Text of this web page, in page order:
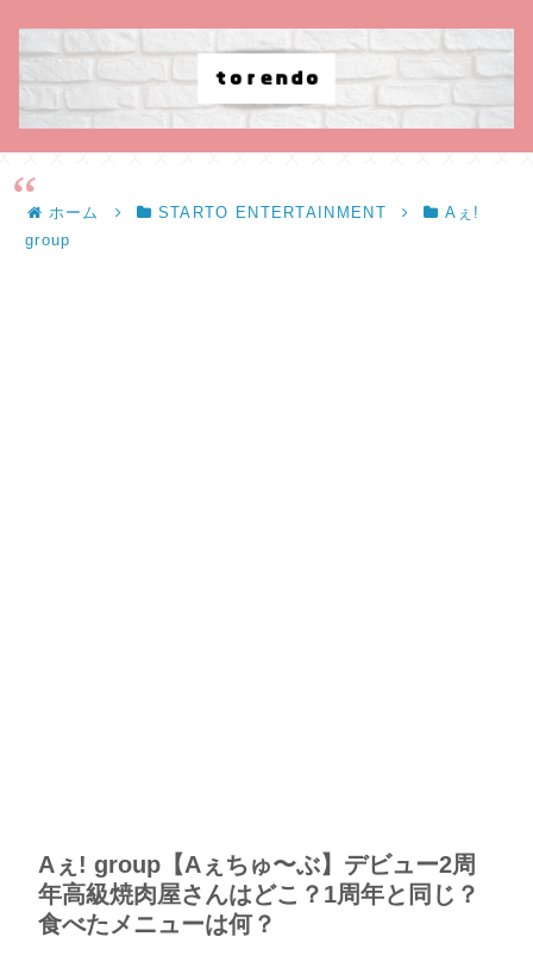
ホーム STARTO ENTERTAINMENT
Aぇ!
group
Aぇ! group【Aぇちゅ〜ぶ】デビュー2周
年高級焼肉屋さんはどこ？1周年と同じ？
食べたメニューは何？